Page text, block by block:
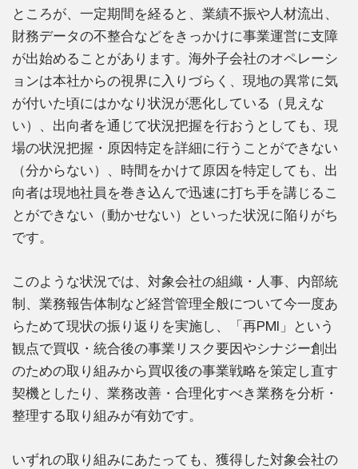
ところが、一定期間を経ると、業績不振や人材流出、
財務データの不整合などをきっかけに事業運営に支障
が出始めることがあります。海外子会社のオペレーシ
ョンは本社からの視界に入りづらく、現地の異常に気
が付いた頃にはかなり状況が悪化している（見えな
い）、出向者を通じて状況把握を行おうとしても、現
場の状況把握・原因特定を詳細に行うことができない
（分からない）、時間をかけて原因を特定しても、出
向者は現地社員を巻き込んで迅速に打ち手を講じるこ
とができない（動かせない）といった状況に陥りがち
です。
このような状況では、対象会社の組織・人事、内部統
制、業務報告体制など経営管理全般について今一度あ
らためて現状の振り返りを実施し、「再PMI」という
観点で買収・統合後の事業リスク要因やシナジー創出
のための取り組みから買収後の事業戦略を策定し直す
契機としたり、業務改善・合理化すべき業務を分析・
整理する取り組みが有効です。
いずれの取り組みにあたっても、獲得した対象会社の